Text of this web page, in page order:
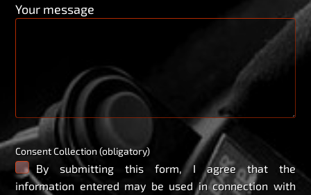
Your message
Consent Collection (obligatory)
By submitting this form, I agree that the
information entered may be used in connection with